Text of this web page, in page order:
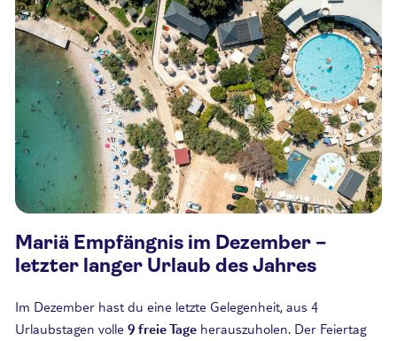
Mariä Empfängnis im Dezember –
letzter langer Urlaub des Jahres
Im Dezember hast du eine letzte Gelegenheit, aus 4
Urlaubstagen volle 9 freie Tage herauszuholen. Der Feiertag